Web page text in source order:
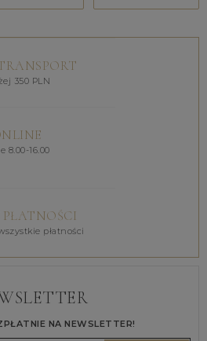
350 PLN
8.00-16.00
PŁATNOŚCI
płatności
NA NEWSLETTER!